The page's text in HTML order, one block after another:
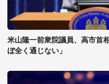
米山隆一前衆院議員、高市首
ぼ全く通じない」